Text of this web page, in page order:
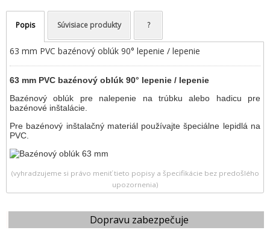
Dopravu zabezpečuje
Popis Súvisiace produkty ?
63 mm PVC bazénový oblúk 90° lepenie / lepenie
63 mm PVC bazénový oblúk 90° lepenie / lepenie
Bazénový oblúk pre nalepenie na trúbku alebo hadicu pre
bazénové inštalácie.
Pre bazénový inštalačný materiál používajte špeciálne lepidlá na
PVC.
(vyhradzujeme si právo meniť tieto popisy a špecifikácie bez predošlého
upozornenia)